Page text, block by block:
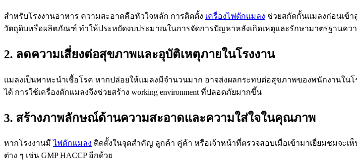
สำหรับโรงงานอาหาร ความสะอาดคือหัวใจหลัก การติดตั้ง เครื่องไฟดักแมลง ช่วยสกัดกั้นแมลงก่อนเข้
วัตถุดิบหรือผลิตภัณฑ์ ทำให้ประหยัดงบประมาณในการจัดการปัญหาหลังเกิดเหตุและรักษามาตรฐานคว
2. ลดความเสี่ยงต่อสุขภาพและอุบัติเหตุภายในโรงงาน
แมลงเป็นพาหะนำเชื้อโรค หากปล่อยให้แมลงมีจำนวนมาก อาจส่งผลกระทบต่อสุขภาพของพนักงานใ
ได้ การใช้เครื่องดักแมลงจึงช่วยสร้าง working environment ที่ปลอดภัยมากขึ้น
3. สร้างภาพลักษณ์ด้านความสะอาดและความใส่ใจในคุณภาพ
หากโรงงานมีไฟดักแมลง ติดตั้งในจุดสำคัญ ลูกค้า คู่ค้า หรือเจ้าหน้าที่ตรวจสอบเมื่อเข้ามาเยี่ยมชมจะ
ต่าง ๆ เช่น GMP HACCP อีกด้วย